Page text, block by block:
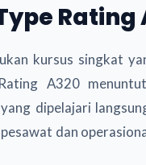
Rating
kursus singkat
A320
dipelajari
dan